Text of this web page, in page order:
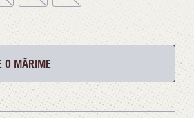
O MĂRIME